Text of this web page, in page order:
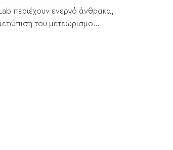
περιέχουν ενεργό άνθρακα,
του μετεωρισμο...